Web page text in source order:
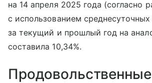
на 14 апреля 2025 года (согласно
с использованием
за текущий и прошлый год на
составила 10,34%.